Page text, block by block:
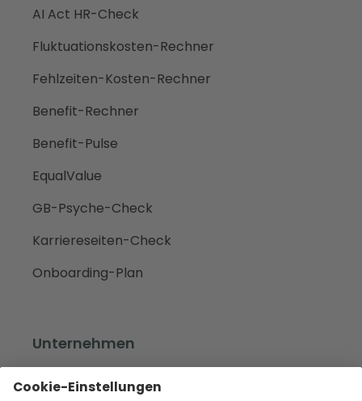
AI Act HR-Check
Fluktuationskosten-Rechner
Fehlzeiten-Kosten-Rechner
Benefit-Rechner
Benefit-Pulse
EqualValue
GB-Psyche-Check
Karriereseiten-Check
Onboarding-Plan
Unternehmen
Empfehlen